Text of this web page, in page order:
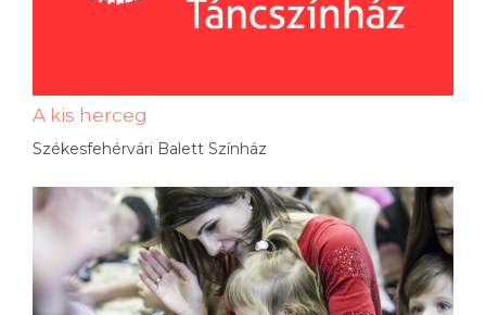
A kis herceg
Székesfehérvári Balett Színház